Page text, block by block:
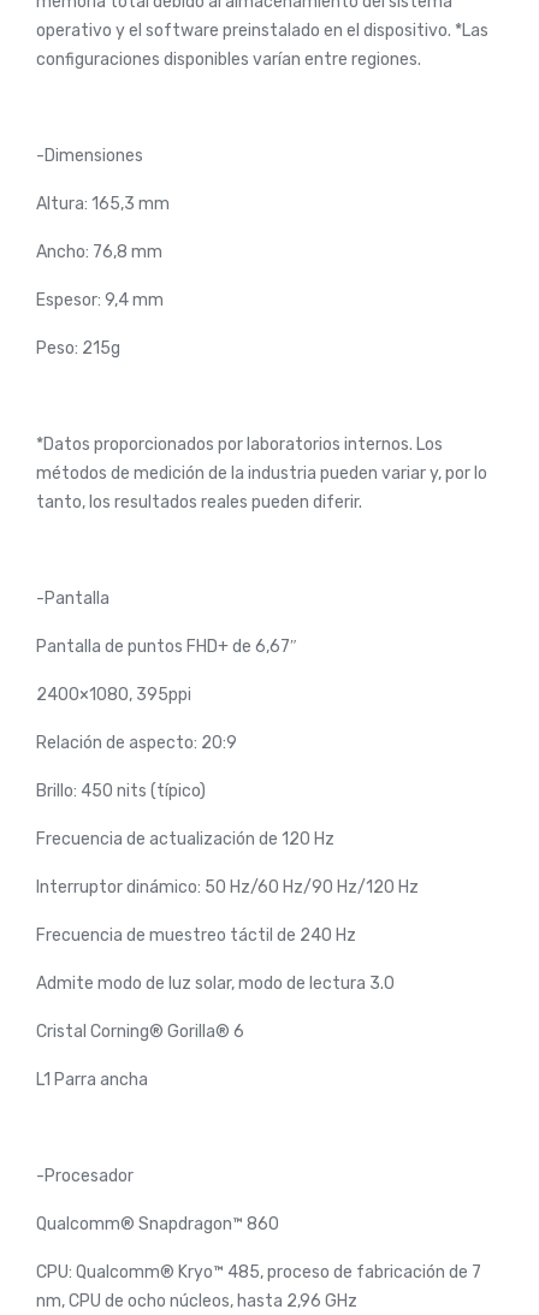
operativo y el software preinstalado en el dispositivo. *Las
configuraciones disponibles varían entre regiones.
-Dimensiones
Altura: 165,3 mm
Ancho: 76,8 mm
Espesor: 9,4 mm
Peso: 215g
*Datos proporcionados por laboratorios internos. Los
métodos de medición de la industria pueden variar y, por lo
tanto, los resultados reales pueden diferir.
-Pantalla
Pantalla de puntos FHD+ de 6,67″
2400×1080, 395ppi
Relación de aspecto: 20:9
Brillo: 450 nits (típico)
Frecuencia de actualización de 120 Hz
Interruptor dinámico: 50 Hz/60 Hz/90 Hz/120 Hz
Frecuencia de muestreo táctil de 240 Hz
Admite modo de luz solar, modo de lectura 3.0
Cristal Corning® Gorilla® 6
L1 Parra ancha
-Procesador
Qualcomm® Snapdragon™ 860
CPU: Qualcomm® Kryo™ 485, proceso de fabricación de 7
nm, CPU de ocho núcleos, hasta 2,96 GHz